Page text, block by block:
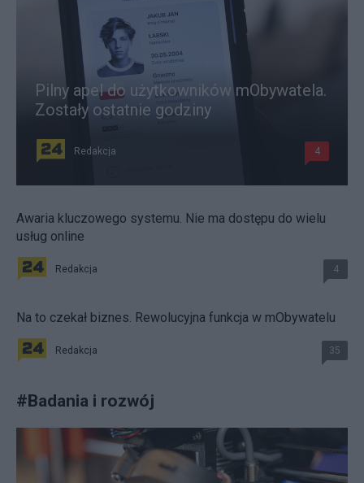
Pilny apel do użytkowników mObywatela.
Zostały ostatnie godziny
Redakcja 4
Awaria kluczowego systemu. Nie ma dostępu do wielu
usług online
Redakcja 4
Na to czekał biznes. Rewolucyjna funkcja w mObywatelu
Redakcja 35
#Badania i rozwój